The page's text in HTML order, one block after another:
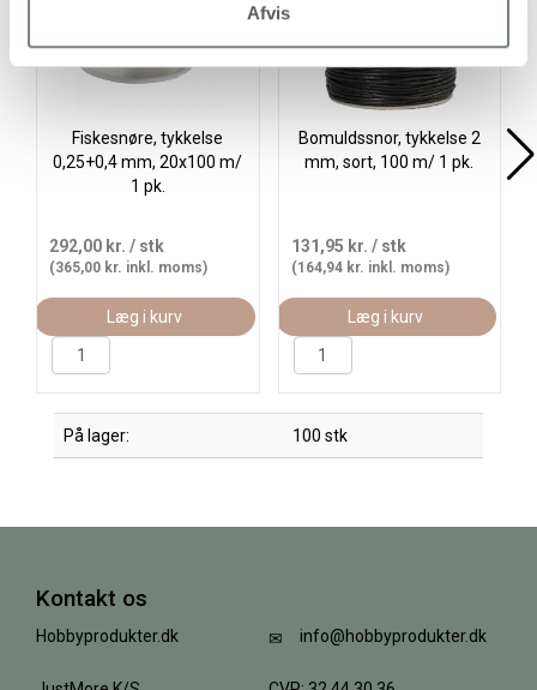
Afvis
Fiskesnøre, tykkelse
0,25+0,4 mm, 20x100 m/
1 pk.
292,00 kr. / stk
(365,00 kr. inkl. moms)
Læg i kurv
Bomuldssnor, tykkelse 2
mm, sort, 100 m/ 1 pk.
131,95 kr. / stk
(164,94 kr. inkl. moms)
Læg i kurv
På lager: 100 stk
Kontakt os
Hobbyprodukter.dk info@hobbyprodukter.dk